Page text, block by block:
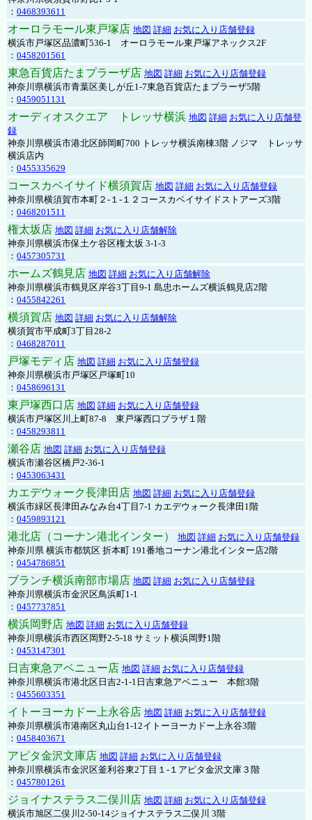
： 0468393611
オーロラモール東戸塚店 地図 詳細 お気に入り店舗登録
横浜市戸塚区品濃町536-1 オーロラモール東戸塚アネックス2F
： 0458201561
東急百貨店たまプラーザ店 地図 詳細 お気に入り店舗登録
神奈川県横浜市青葉区美しが丘1-7東急百貨店たまプラーザ5階
： 0459051131
オーディオスクエア トレッサ横浜 地図 詳細 お気に入り店舗登
録
神奈川県横浜市港北区師岡町700 トレッサ横浜南棟3階 ノジマ トレッサ
横浜店内
： 0455335629
コースカベイサイド横須賀店 地図 詳細 お気に入り店舗登録
神奈川県横須賀市本町２-１-１２コースカベイサイドストアーズ3階
： 0468201511
権太坂店 地図 詳細 お気に入り店舗解除
神奈川県横浜市保土ケ谷区権太坂 3-1-3
： 0457305731
ホームズ鶴見店 地図 詳細 お気に入り店舗解除
神奈川県横浜市鶴見区岸谷3丁目9-1 島忠ホームズ横浜鶴見店2階
： 0455842261
横須賀店 地図 詳細 お気に入り店舗解除
横須賀市平成町3丁目28-2
： 0468287011
戸塚モディ店 地図 詳細 お気に入り店舗登録
神奈川県横浜市戸塚区戸塚町10
： 0458696131
東戸塚西口店 地図 詳細 お気に入り店舗登録
横浜市戸塚区川上町87-8 東戸塚西口プラザ１階
： 0458293811
瀬谷店 地図 詳細 お気に入り店舗登録
横浜市瀬谷区橋戸2-36-1
： 0453063431
カエデウォーク長津田店 地図 詳細 お気に入り店舗登録
横浜市緑区長津田みなみ台4丁目7-1 カエデウォーク長津田1階
： 0459893121
港北店（コーナン港北インター） 地図 詳細 お気に入り店舗登録
神奈川県 横浜市都筑区 折本町 191番地コーナン港北インター店2階
： 0454786851
ブランチ横浜南部市場店 地図 詳細 お気に入り店舗登録
神奈川県横浜市金沢区鳥浜町1-1
： 0457737851
横浜岡野店 地図 詳細 お気に入り店舗登録
神奈川県横浜市西区岡野2-5-18 サミット横浜岡野1階
： 0453147301
日吉東急アベニュー店 地図 詳細 お気に入り店舗登録
神奈川県横浜市港北区日吉2-1-1日吉東急アベニュー 本館3階
： 0455603351
イトーヨーカドー上永谷店 地図 詳細 お気に入り店舗登録
神奈川県横浜市港南区丸山台1-12イトーヨーカドー上永谷3階
： 0458403671
アピタ金沢文庫店 地図 詳細 お気に入り店舗登録
神奈川県横浜市金沢区釜利谷東2丁目１-１アピタ金沢文庫３階
： 0457801261
ジョイナステラス二俣川店 地図 詳細 お気に入り店舗登録
横浜市旭区二俣川2-50-14ジョイナステラス二俣川 3階